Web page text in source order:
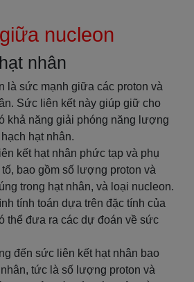
nucleon
nhân
là sức mạnh giữa các proton và
Sức liên kết này giúp giữ cho
khả năng giải phóng năng lượng
hạt nhân.
kết hạt nhân phức tạp và phụ
bao gồm số lượng proton và
trong hạt nhân, và loại nucleon.
tính toán dựa trên đặc tính của
thể đưa ra các dự đoán về sức
đến sức liên kết hạt nhân bao
tức là số lượng proton và